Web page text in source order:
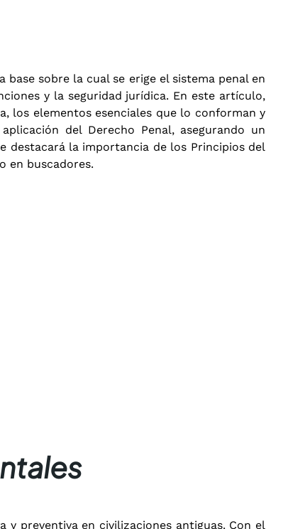
sobre la cual se erige el sistema penal en
y la seguridad jurídica. En este artículo,
los elementos esenciales que lo conforman y
del Derecho Penal, asegurando un
destacará la importancia de los Principios del
en buscadores.
preventiva en civilizaciones antiguas. Con el